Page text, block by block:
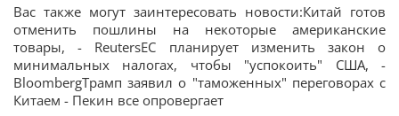
Вас также могут заинтересовать новости:Китай готов
отменить пошлины на некоторые американские
товары, - ReutersЕС планирует изменить закон о
минимальных налогах, чтобы "успокоить" США, -
BloombergТрамп заявил о "таможенных" переговорах с
Китаем - Пекин все опровергает